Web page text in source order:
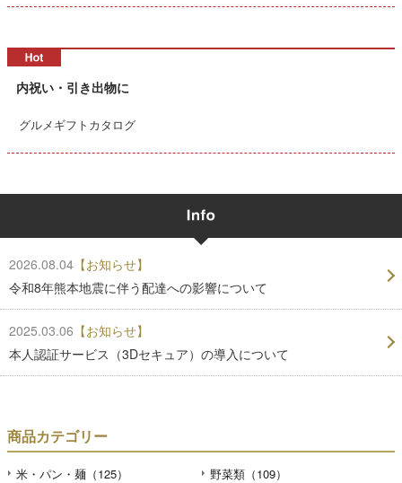
内祝い・引き出物に
グルメギフトカタログ
2026.08.04 【お知らせ】
令和8年熊本地震に伴う配達への影響について
2025.03.06 【お知らせ】
本人認証サービス（3Dセキュア）の導入について
商品カテゴリー
米・パン・麺（125） 野菜類（109）